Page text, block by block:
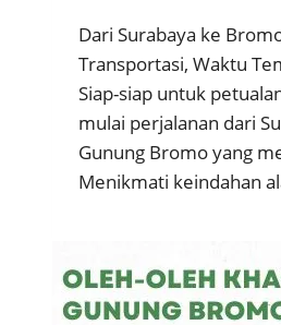
Dari Surabaya ke
Transportasi, Waktu
Siap-siap untuk
mulai perjalanan dari
Gunung Bromo yang
Menikmati keindahan